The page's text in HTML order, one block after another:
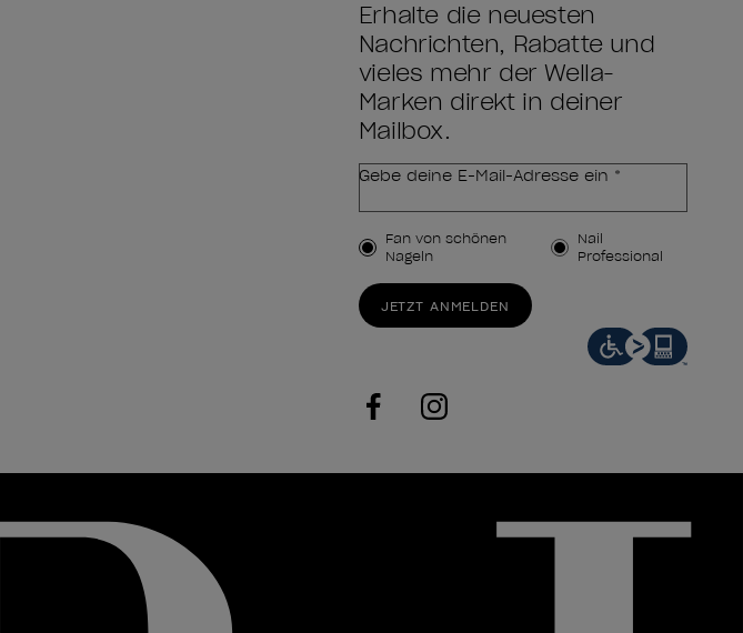
Erhalte die neuesten
Nachrichten, Rabatte und
vieles mehr der Wella-
Marken direkt in deiner
Mailbox.
Gebe deine E-Mail-Adresse ein *
Kundenart
Fan von schönen
Nägeln
Nail
Professional
JETZT ANMELDEN